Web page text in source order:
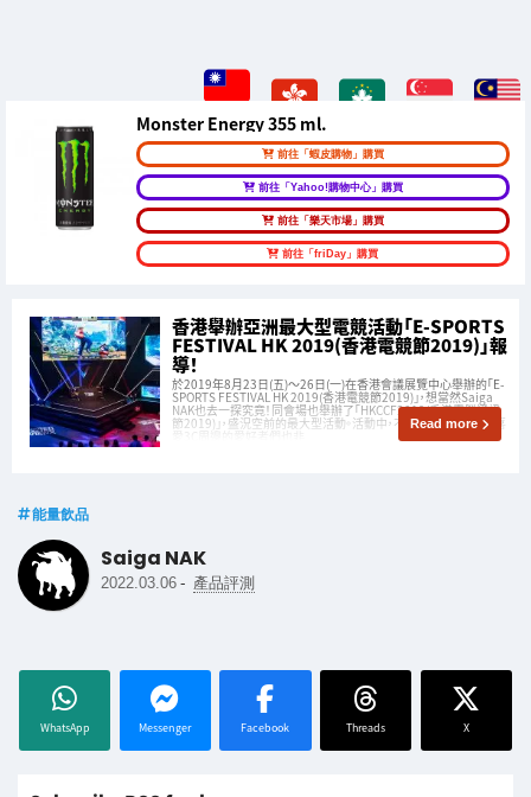
Monster Energy 355 ml.
前往「蝦皮購物」購買
前往「Yahoo!購物中心」購買
前往「樂天市場」購買
前往「friDay」購買
香港舉辦亞洲最大型電競活動「E-SPORTS
FESTIVAL HK 2019(香港電競節2019)」報
導！
於2019年8月23日(五)〜26日(一)在香港會議展覽中心舉辦的「E-
SPORTS FESTIVAL HK 2019(香港電競節2019)」，想當然Saiga
NAK也去一探究竟！同會場也舉辦了「HKCCF2019(香港電腦通訊
節2019)」，盛況空前的最大型活動。活動中，不僅是電競與遊戲，喜
Read more
能量飲品
Saiga NAK
2022.03.06 - 產品評測
WhatsApp Messenger Facebook Threads X